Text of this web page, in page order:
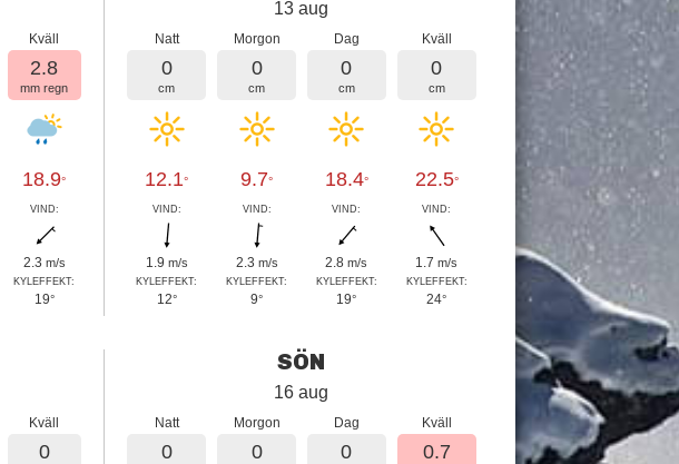
Kväll
2.8
mm regn
18.9°
VIND:
2.3 m/s
KYLEFFEKT:
19°
13 aug
Natt
0
cm
12.1°
VIND:
1.9 m/s
KYLEFFEKT:
12°
Morgon
0
cm
9.7°
VIND:
2.3 m/s
KYLEFFEKT:
9°
Dag
0
cm
18.4°
VIND:
2.8m/s
KYLEFFEKT:
19°
Kväll
0
cm
22.5°
VIND:
1.7m/s
KYLEFFEKT:
24°
Kväll
0
SÖN
16 aug
Natt
0
Morgon
0
Dag
0
Kväll
0.7